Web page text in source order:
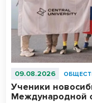
09.08.2026
Ученики
Международной